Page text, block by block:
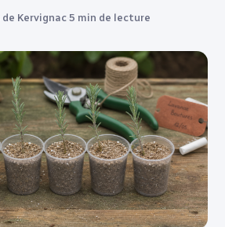
Kervignac5 min de lecture